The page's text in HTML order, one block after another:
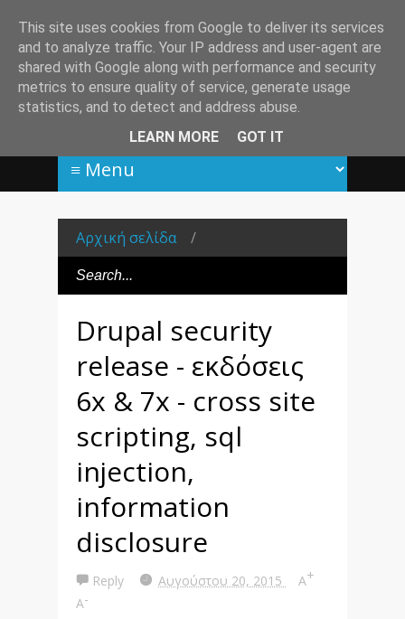
Αρχική σελίδα /
Drupal security
release - εκδόσεις
6x & 7x - cross site
scripting, sql
injection,
information
disclosure
Reply Αυγούστου 20, 2015 A+
A-
This site uses cookies from Google to deliver its services
and to analyze traffic. Your IP address and user-agent are
shared with Google along with performance and security
metrics to ensure quality of service, generate usage
statistics, and to detect and address abuse.
LEARN MORE
GOT IT